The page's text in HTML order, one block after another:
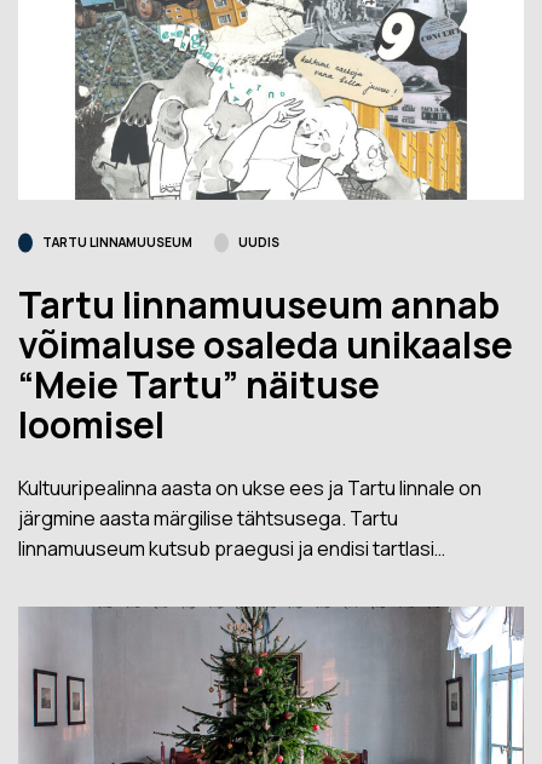
TARTU LINNAMUUSEUM UUDIS
Tartu linnamuuseum annab
võimaluse osaleda unikaalse
“Meie Tartu” näituse
loomisel
Kultuuripealinna aasta on ukse ees ja Tartu linnale on
järgmine aasta märgilise tähtsusega. Tartu
linnamuuseum kutsub praegusi ja endisi tartlasi…